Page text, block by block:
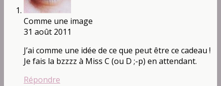
Comme une image
31 août 2011
J’ai comme une idée de ce que peut être ce cadeau !
Je fais la bzzzz à Miss C (ou D ;-p) en attendant.
Répondre